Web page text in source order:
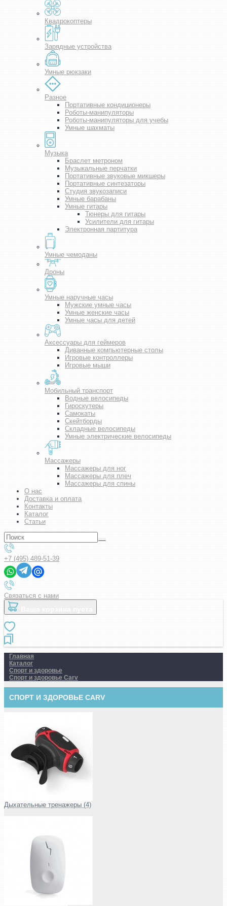
Квадрокоптеры
Зарядные устройства
Умные рюкзаки
Разное
Портативные кондиционеры
Роботы-манипуляторы
Роботы-манипуляторы для учебы
Умные шахматы
Музыка
Браслет метроном
Музыкальные перчатки
Портативные звуковые микшеры
Портативные синтезаторы
Студия звукозаписи
Умные барабаны
Умные гитары
Тюнеры для гитары
Усилители для гитары
Электронная партитура
Умные чемоданы
Дроны
Умные наручные часы
Мужские умные часы
Умные женские часы
Умные часы для детей
Аксессуары для геймеров
Диванные компьютерные столы
Игровые контроллеры
Игровые мыши
Мобильный транспорт
Водные велосипеды
Гироскутеры
Самокаты
Скейтборды
Складные велосипеды
Умные электрические велосипеды
Массажеры
Массажеры для ног
Массажеры для плеч
Массажеры для спины
О нас
Доставка и оплата
Контакты
Каталог
Статьи
+7 (495) 489-51-39
Связаться с нами
Главная
Каталог
Спорт и здоровье
Спорт и здоровье Carv
СПОРТ И ЗДОРОВЬЕ CARV
Дыхательные тренажеры (4)